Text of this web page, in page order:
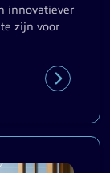
innovatiever
zijn voor